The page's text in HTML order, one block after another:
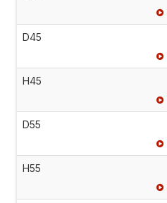
D45
H45
D55
H55